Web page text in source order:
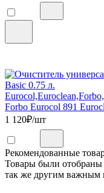
Forbo Eurocol 891
1 120₽/шт
Рекомендованные
Товары были отобраны
так же другим важным